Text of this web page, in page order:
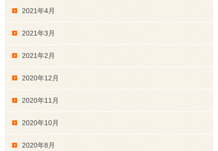
2021年4月
2021年3月
2021年2月
2020年12月
2020年11月
2020年10月
2020年8月